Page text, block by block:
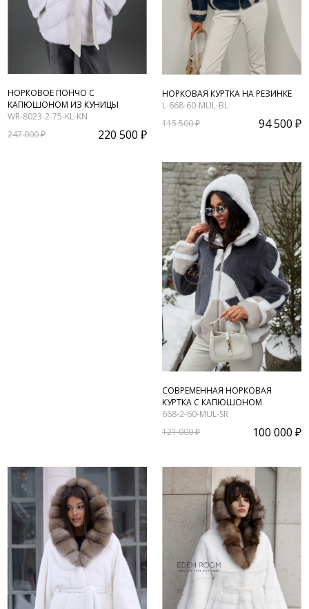
НОРКОВОЕ ПОНЧО С
КАПЮШОНОМ ИЗ КУНИЦЫ
WR-8023-2-75-KL-KN
247 000 ₽
220 500 ₽
НОРКОВАЯ КУРТКА НА РЕЗИНКЕ
L-668-60-MUL-BL
115 500 ₽
94 500 ₽
СОВРЕМЕННАЯ НОРКОВАЯ
КУРТКА С КАПЮШОНОМ
668-2-60-MUL-SR
121 000 ₽
100 000 ₽